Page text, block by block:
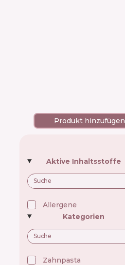
Produkt hinzufügen
Aktive Inhaltsstoffe
Allergene
Kategorien
Zahnpasta